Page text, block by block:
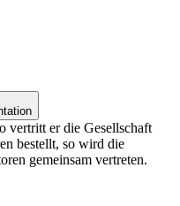
vertritt er die Gesellschaft
bestellt, so wird die
gemeinsam vertreten.